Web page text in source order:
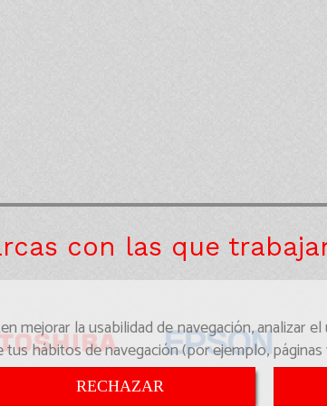
la usabilidad de navegación, analizar
hábitos de navegación (por ejemplo,
RECHAZAR
con las que